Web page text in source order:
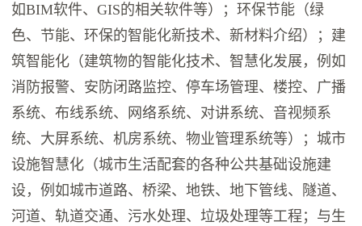
如BIM软件、GIS的相关软件等）；环保节能（绿
色、节能、环保的智能化新技术、新材料介绍）；建
筑智能化（建筑物的智能化技术、智慧化发展，例如
消防报警、安防闭路监控、停车场管理、楼控、广播
系统、布线系统、网络系统、对讲系统、音视频系
统、大屏系统、机房系统、物业管理系统等）；城市
设施智慧化（城市生活配套的各种公共基础设施建
设，例如城市道路、桥梁、地铁、地下管线、隧道、
河道、轨道交通、污水处理、垃圾处理等工程；与生